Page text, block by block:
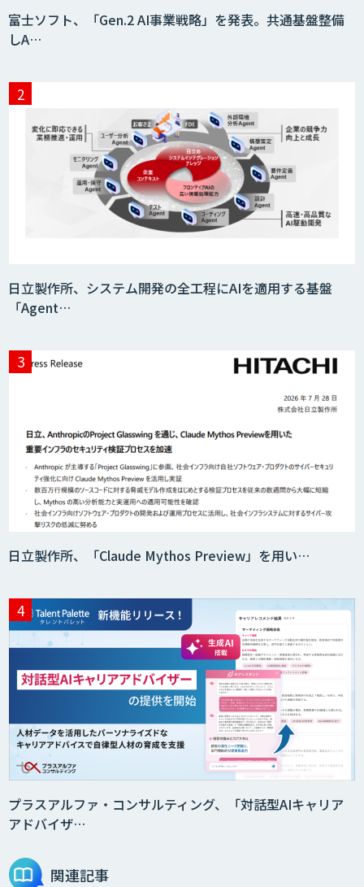
imprai ezCheck
miibo
ニーズを理解する対話型AIエージェント
Web接客を進化させる対話型AIエージェ
ント「AI’mON for WEB」
AIエージェント構築支援サービス
スクレイプPro
SAT
DX推進のパートナーに「ジンベイ 生成
AI・DXコンサルティング」
富士ソフト、「Gen.2 AI事業戦略」を発表。共通基盤整備
しA…
日立製作所、システム開発の全工程にAIを適用する基盤
「Agent…
日立製作所、「Claude Mythos Preview」を用い…
プラスアルファ・コンサルティング、「対話型AIキャリア
アドバイザ…
関連記事